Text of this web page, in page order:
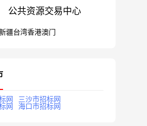
公共资源交易中心
疆台湾香港澳门
网
三沙市招标网
网
海口市招标网